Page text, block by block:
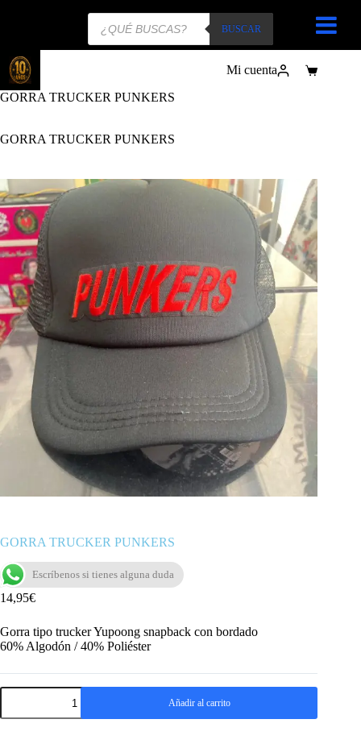
Búsqueda
BUSCAR
Mi cuenta
Carro
GORRA TRUCKER PUNKERS
GORRA TRUCKER PUNKERS
GORRA TRUCKER PUNKERS
Escríbenos si tienes alguna duda
14,95€
Gorra tipo trucker Yupoong snapback con bordado
60% Algodón / 40% Poliéster
GORRA
PUNKERS
Añadir al carrito